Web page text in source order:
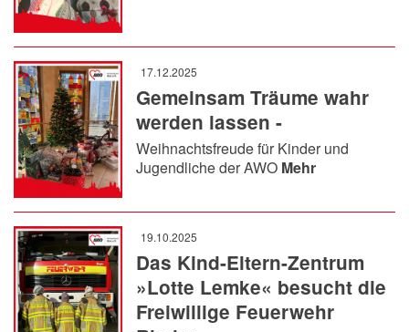
17.12.2025
Gemeinsam Träume wahr
werden lassen -
Weihnachtsfreude für Kinder und
Jugendliche der AWO Mehr
19.10.2025
Das Kind-Eltern-Zentrum
»Lotte Lemke« besucht die
Freiwillige Feuerwehr